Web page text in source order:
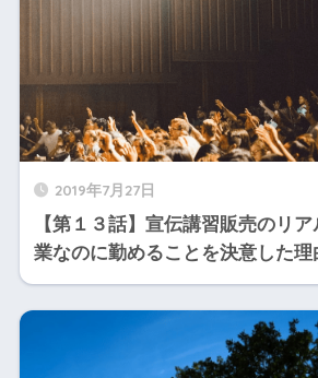
2019年7月27日
【第１３話】宣伝講習販売のリ
業なのに勤めることを決意した理